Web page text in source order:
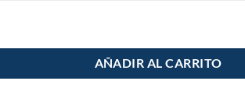
AÑADIR AL CARRITO